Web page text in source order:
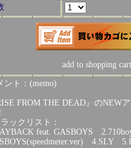
add to shopping cart
ント：(memo)
FROM THE DEAD』のNEW
ックリスト：
feat. GASBOYS
4.SLY